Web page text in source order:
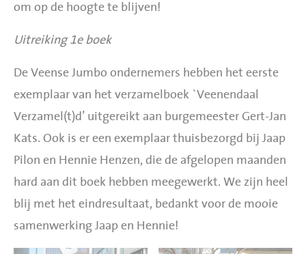
om op de hoogte te blijven!
Uitreiking 1e boek
De Veense Jumbo ondernemers hebben het eerste
exemplaar van het verzamelboek `Veenendaal
Verzamel(t)d’ uitgereikt aan burgemeester Gert-Jan
Kats. Ook is er een exemplaar thuisbezorgd bij Jaap
Pilon en Hennie Henzen, die de afgelopen maanden
hard aan dit boek hebben meegewerkt. We zijn heel
blij met het eindresultaat, bedankt voor de mooie
samenwerking Jaap en Hennie!